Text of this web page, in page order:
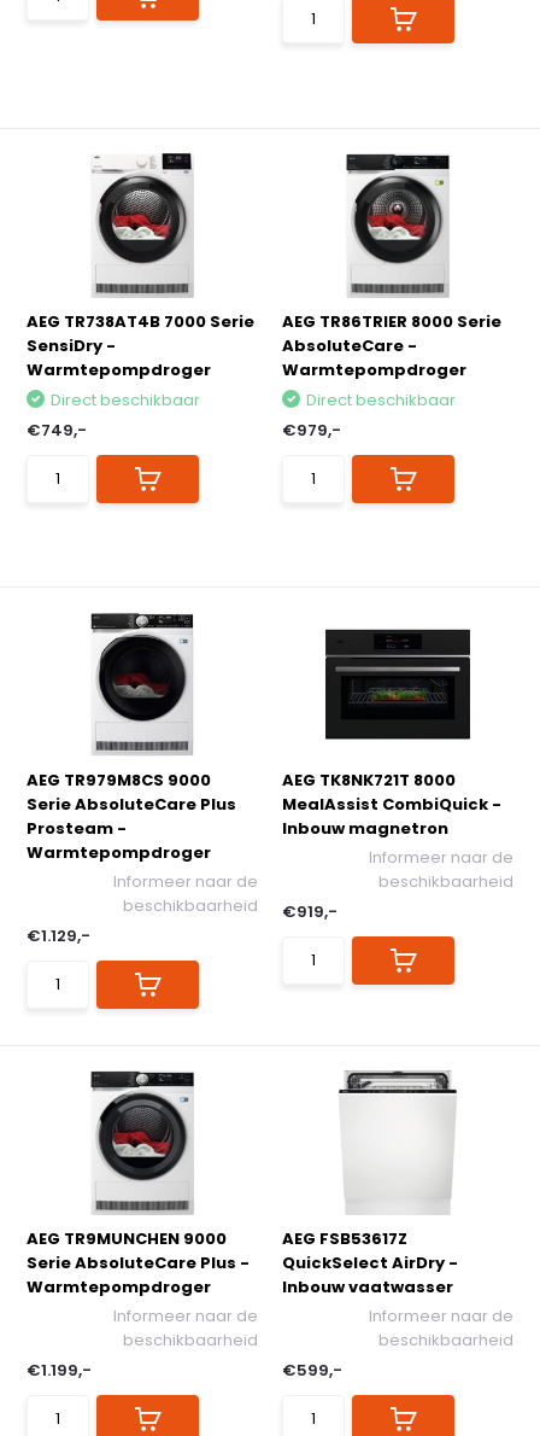
AEG TR738AT4B 7000 Serie
SensiDry -
Warmtepompdroger
Direct beschikbaar
€749,-
AEG TR86TRIER 8000 Serie
AbsoluteCare -
Warmtepompdroger
Direct beschikbaar
€979,-
AEG TR979M8CS 9000
Serie AbsoluteCare Plus
Prosteam -
Warmtepompdroger
Informeer naar de
beschikbaarheid
€1.129,-
AEG TK8NK721T 8000
MealAssist CombiQuick -
Inbouw magnetron
Informeer naar de
beschikbaarheid
€919,-
AEG TR9MUNCHEN 9000
Serie AbsoluteCare Plus -
Warmtepompdroger
Informeer naar de
beschikbaarheid
€1.199,-
AEG FSB53617Z
QuickSelect AirDry -
Inbouw vaatwasser
Informeer naar de
beschikbaarheid
€599,-